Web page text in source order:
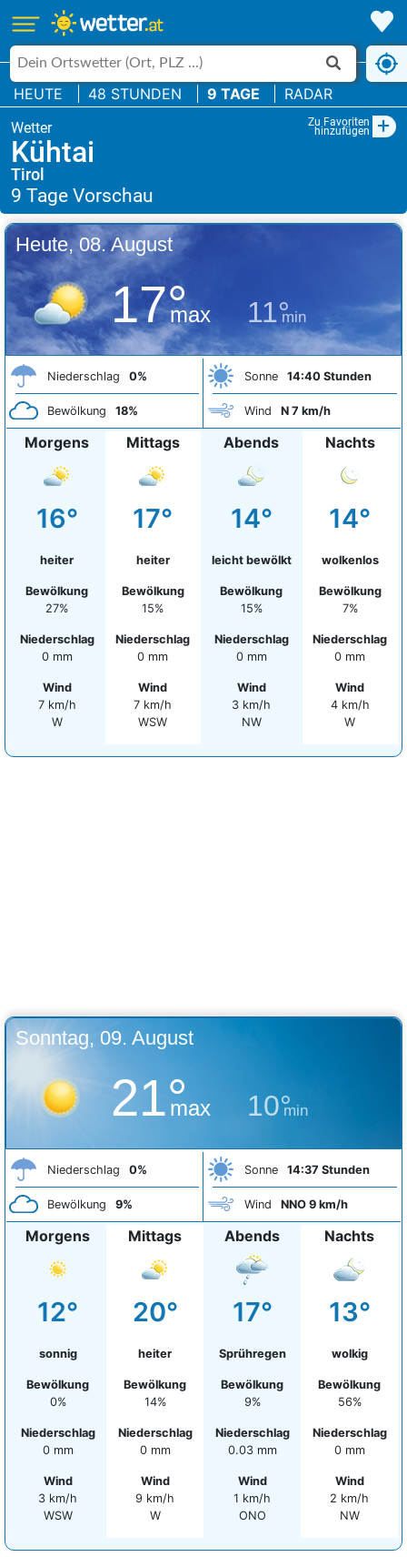
HEUTE 48 STUNDEN 9 TAGE RADAR
Zu Favoriten
hinzufügen +
Kühtai
Tirol
Heute, 08. August
17°
max 11°
min
Niederschlag 0%
Bewölkung 18%
Sonne 14:40 Stunden
Wind N 7 km/h
Morgens
16°
heiter
Bewölkung
27%
Niederschlag
0 mm
Wind
7 km/h
W
Mittags
17°
heiter
Bewölkung
15%
Niederschlag
0 mm
Wind
7 km/h
WSW
Abends
14°
leicht bewölkt
Bewölkung
15%
Niederschlag
0 mm
Wind
3 km/h
NW
Nachts
14°
wolkenlos
Bewölkung
7%
Niederschlag
0 mm
Wind
4 km/h
W
Sonntag, 09. August
21°
max 10°
min
Niederschlag 0%
Bewölkung 9%
Sonne 14:37 Stunden
Wind NNO 9 km/h
Morgens
12°
sonnig
Bewölkung
0%
Niederschlag
0 mm
Wind
3 km/h
WSW
Mittags
20°
heiter
Bewölkung
14%
Niederschlag
0 mm
Wind
9 km/h
W
Abends
17°
Sprühregen
Bewölkung
9%
Niederschlag
0.03 mm
Wind
1 km/h
ONO
Nachts
13°
wolkig
Bewölkung
56%
Niederschlag
0 mm
Wind
2 km/h
NW